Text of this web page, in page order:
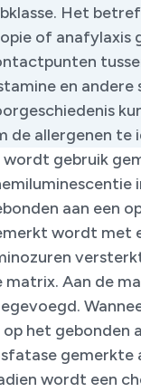
Het
of anafylaxis
en andere
de allergenen te
wordt gebruik
aan een
wordt met
matrix. Aan de
op het gebonden
gemerkte
wordt een